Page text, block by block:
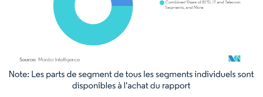
Image © Mordor Intelligence. La réutilisation nécessite une attribution sous CC BY